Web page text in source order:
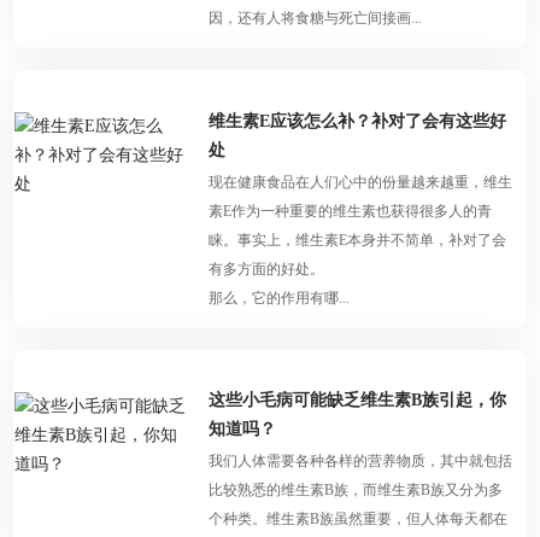
因，还有人将食糖与死亡间接画...
维生素E应该怎么补？补对了会有这些好
处
现在健康食品在人们心中的份量越来越重，维生
素E作为一种重要的维生素也获得很多人的青
睐。事实上，维生素E本身并不简单，补对了会
有多方面的好处。
那么，它的作用有哪...
这些小毛病可能缺乏维生素B族引起，你
知道吗？
我们人体需要各种各样的营养物质，其中就包括
比较熟悉的维生素B族，而维生素B族又分为多
个种类。维生素B族虽然重要，但人体每天都在